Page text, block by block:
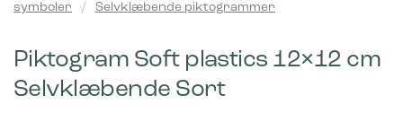
symboler
/ Selvklæbende piktogrammer
Piktogram Soft plastics 12×12 cm
Selvklæbende Sort